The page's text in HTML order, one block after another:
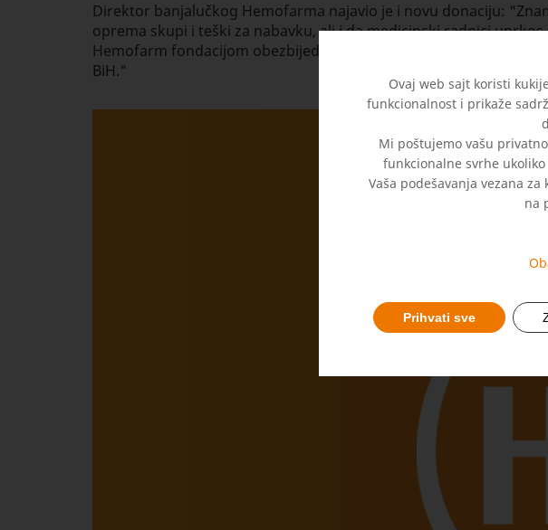
Direktor banjalučkog Hemofarma najavio je i novu donaciju:
oprema skupi i teški za nabavku, ali i da medicinski radnici
Hemofarm fondacijom obezbijedićemo opremu u vidu zaštitnih
BiH."
Ovaj web sajt koristi
funkcionalnost i prikaže
Mi poštujemo vašu
funkcionalne svrhe
Vaša podešavanja vezana
na
Prihvati sve